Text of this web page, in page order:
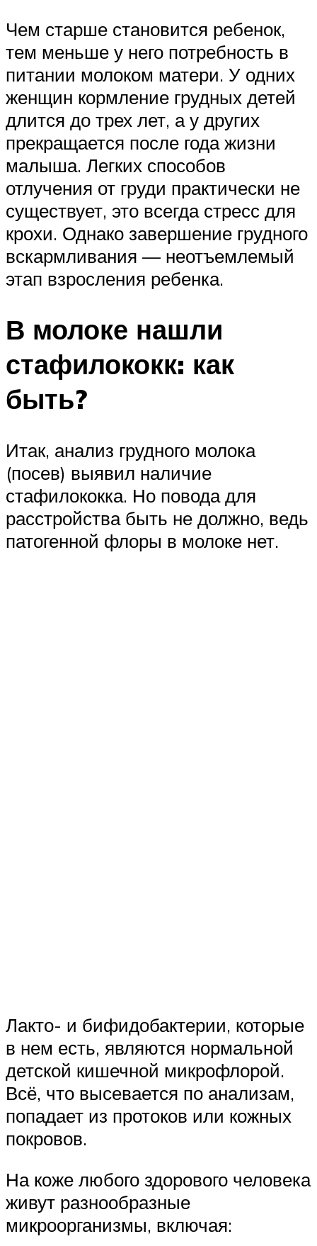
Чем старше становится ребенок,
тем меньше у него потребность в
питании молоком матери. У одних
женщин кормление грудных детей
длится до трех лет, а у других
прекращается после года жизни
малыша. Легких способов
отлучения от груди практически не
существует, это всегда стресс для
крохи. Однако завершение грудного
вскармливания — неотъемлемый
этап взросления ребенка.
В молоке нашли
стафилококк: как
быть?
Итак, анализ грудного молока
(посев) выявил наличие
стафилококка. Но повода для
расстройства быть не должно, ведь
патогенной флоры в молоке нет.
Лакто- и бифидобактерии, которые
в нем есть, являются нормальной
детской кишечной микрофлорой.
Всё, что высевается по анализам,
попадает из протоков или кожных
покровов.
На коже любого здорового человека
живут разнообразные
микроорганизмы, включая: